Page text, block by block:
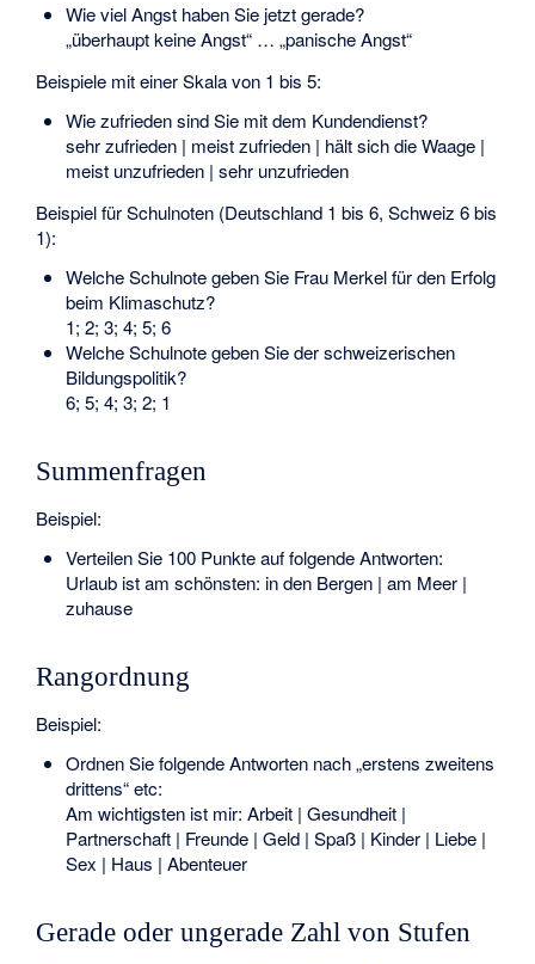
Wie viel Angst haben Sie jetzt gerade?
„überhaupt keine Angst“ … „panische Angst“
Beispiele mit einer Skala von 1 bis 5:
Wie zufrieden sind Sie mit dem Kundendienst?
sehr zufrieden | meist zufrieden | hält sich die Waage |
meist unzufrieden | sehr unzufrieden
Beispiel für Schulnoten (Deutschland 1 bis 6, Schweiz 6 bis
1):
Welche Schulnote geben Sie Frau Merkel für den Erfolg
beim Klimaschutz?
1; 2; 3; 4; 5; 6
Welche Schulnote geben Sie der schweizerischen
Bildungspolitik?
6; 5; 4; 3; 2; 1
Summenfragen
Beispiel:
Verteilen Sie 100 Punkte auf folgende Antworten:
Urlaub ist am schönsten: in den Bergen | am Meer |
zuhause
Rangordnung
Beispiel:
Ordnen Sie folgende Antworten nach „erstens zweitens
drittens“ etc:
Am wichtigsten ist mir: Arbeit | Gesundheit |
Partnerschaft | Freunde | Geld | Spaß | Kinder | Liebe |
Sex | Haus | Abenteuer
Gerade oder ungerade Zahl von Stufen